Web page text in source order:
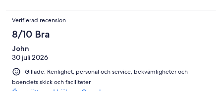
Verifierad recension
8/10 Bra
John
30 juli 2026
Gillade: Renlighet, personal och service, bekvämligheter och
boendets skick och faciliteter